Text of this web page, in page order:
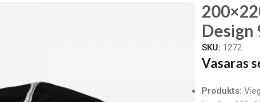
Design
SKU: 1272
Vasaras
Produkts: